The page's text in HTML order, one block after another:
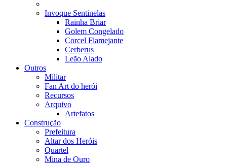
Invoque Sentinelas
Rainha Briar
Golem Congelado
Corcel Flamejante
Cerberus
Leão Alado
Outros
Militar
Fan Art do herói
Recursos
Arquivo
Artefatos
Construção
Prefeitura
Altar dos Heróis
Quartel
Mina de Ouro